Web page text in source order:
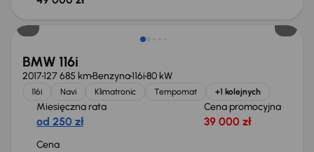
BMW 116i
2017127 685 kmBenzyna116i80 kW
116i Navi Klimatronic Tempomat +1 kolejnych
Miesięczna rata
od 250 zł
Cena promocyjna
39 000 zł
Cena